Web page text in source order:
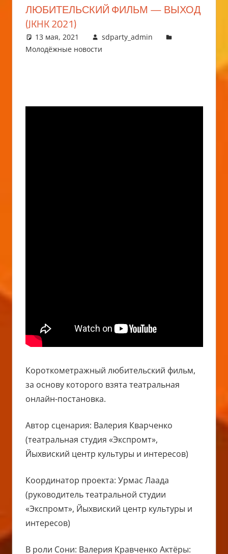
ЛЮБИТЕЛЬСКИЙ ФИЛЬМ — ВЫХОД
(JKHK 2021)
13 мая, 2021
sdparty_admin
Молодёжные новости
Короткометражный любительский фильм,
за основу которого взята театральная
онлайн-постановка.
Автор сценария: Валерия Кварченко
(театральная студия «Экспромт»,
Йыхвиский центр культуры и интересов)
Координатор проекта: Урмас Лаада
(руководитель театральной студии
«Экспромт», Йыхвиский центр культуры и
интересов)
В роли Сони: Валерия Кравченко Актёры: